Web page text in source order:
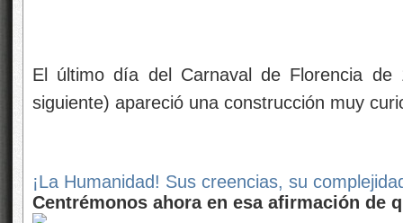
El último día del Carnaval de Florencia
siguiente) apareció una construcción muy
¡La Humanidad! Sus creencias, su
Centrémonos ahora en esa afirmación de